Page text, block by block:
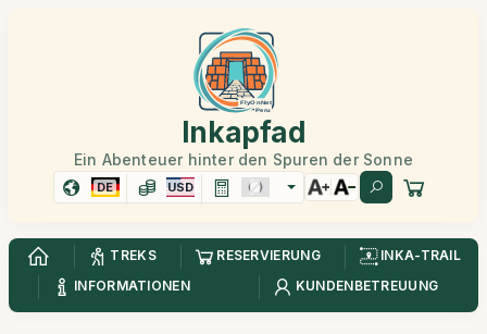
Inkapfad
Ein Abenteuer hinter den Spuren der Sonne
DE USD
TREKS RESERVIERUNG
INKA-TRAIL
INFORMATIONEN
KUNDENBETREUUNG